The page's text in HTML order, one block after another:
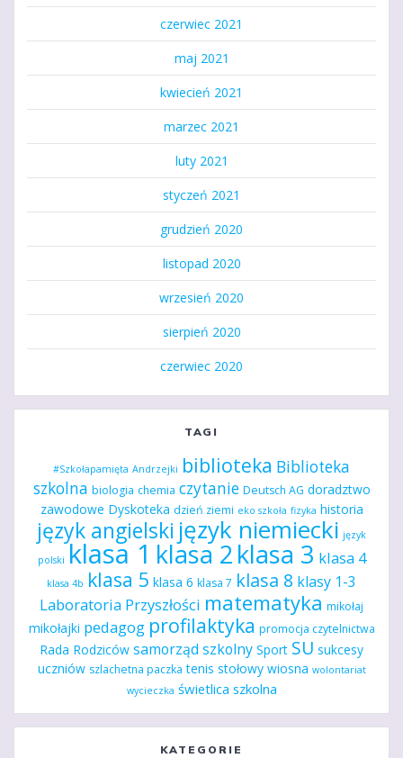
czerwiec 2021
maj 2021
kwiecień 2021
marzec 2021
luty 2021
styczeń 2021
grudzień 2020
listopad 2020
wrzesień 2020
sierpień 2020
czerwiec 2020
TAGI
#Szkołapamięta Andrzejki biblioteka Biblioteka
szkolna biologia chemia czytanie Deutsch AG doradztwo
zawodowe Dyskoteka dzień ziemi eko szkoła fizyka historia
język angielski język niemiecki język
polski klasa 1 klasa 2klasa 3 klasa 4
klasa 4b klasa 5 klasa 6 klasa 7 klasa 8 klasy 1-3
Laboratoria Przyszłości matematyka mikołaj
mikołajki pedagog profilaktyka promocja czytelnictwa
Rada Rodziców samorząd szkolny Sport SU sukcesy
uczniów szlachetna paczka tenis stołowy wiosna wolontariat
wycieczka świetlica szkolna
KATEGORIE